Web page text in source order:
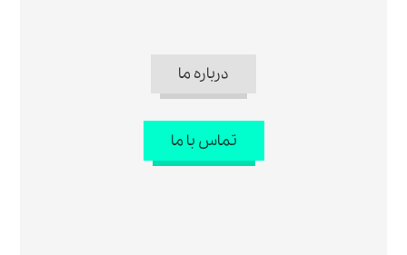
درباره ما
تماس با ما